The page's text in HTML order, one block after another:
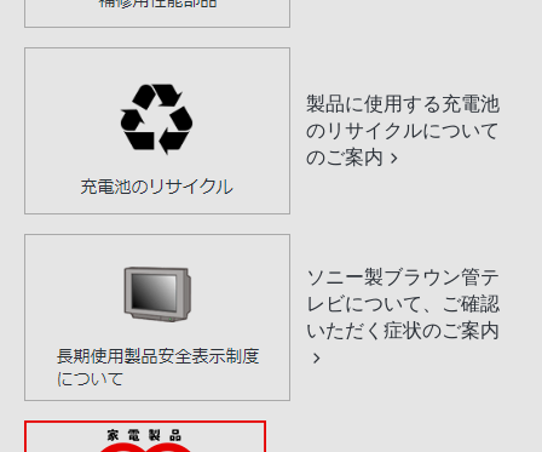
製品に使用する充電池
のリサイクルについて
のご案内
ソニー製ブラウン管テ
レビについて、ご確認
いただく症状のご案内